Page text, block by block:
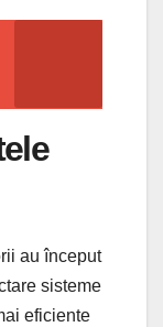
au început
sisteme
eficiente